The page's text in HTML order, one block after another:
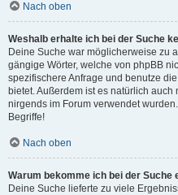
Nach oben
Weshalb erhalte ich bei der Suche
Deine Suche war möglicherweise zu
gängige Wörter, welche von phpBB
spezifischere Anfrage und benutze
bietet. Außerdem ist es natürlich
nirgends im Forum verwendet
Begriffe!
Nach oben
Warum bekomme ich bei der Suche
Deine Suche lieferte zu viele